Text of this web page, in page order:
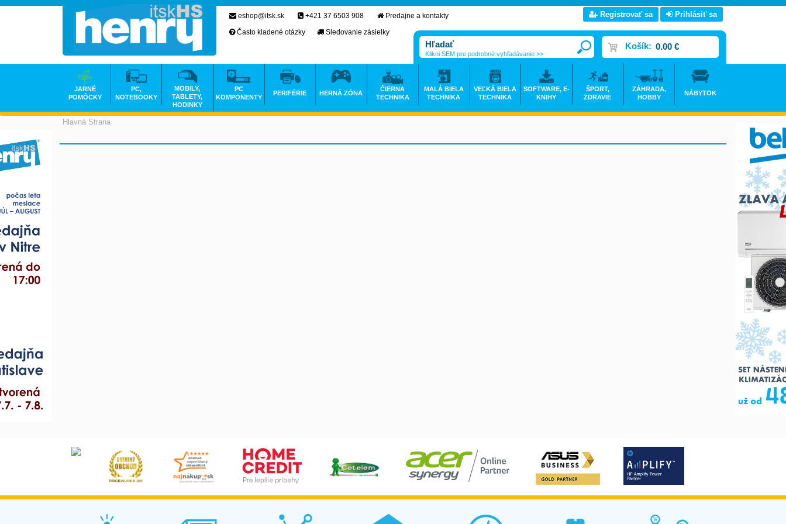
Hlavná Strana
eshop@itsk.sk +421 37 6503 908
Predajne a kontakty
Často kladené otázky
Sledovanie zásielky
Registrovať sa Prihlásiť sa
Košík: 0.00 €
Klikni SEM pre podrobné vyhľadávanie >>
JARNÉ
POMÔCKY
PC,
NOTEBOOKY
MOBILY,
TABLETY,
HODINKY
PC
KOMPONENTY
PERIFÉRIE HERNÁ ZÓNA
ČIERNA
TECHNIKA
MALÁ BIELA
TECHNIKA
VEĽKÁ BIELA
TECHNIKA
SOFTWARE, E-
KNIHY
ŠPORT,
ZDRAVIE
ZÁHRADA,
HOBBY
NÁBYTOK